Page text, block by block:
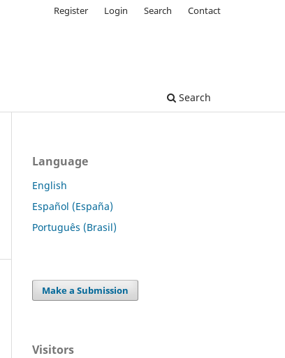
Search
Register Login Search Contact
Language
English
Español (España)
Português (Brasil)
Make a Submission
Visitors